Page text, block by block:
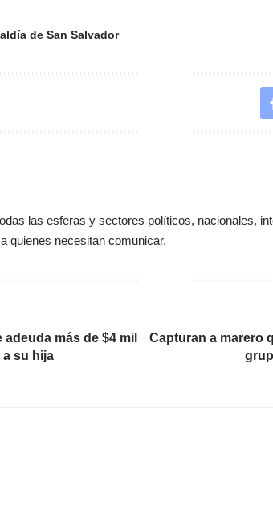
de San Salvador
las esferas y sectores políticos, nacionales,
quienes necesitan comunicar.
más de $4 mil
su hija
Capturan a marero